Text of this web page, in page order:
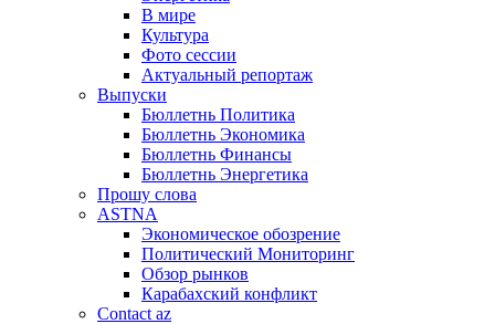
В мире
Культура
Фото сессии
Актуальный репортаж
Выпуски
Бюллетнь Политика
Бюллетнь Экономика
Бюллетнь Финансы
Бюллетнь Энергетика
Прошу слова
ASTNA
Экономическое обозрение
Политический Мониторинг
Обзор рынков
Карабахский конфликт
Contact az